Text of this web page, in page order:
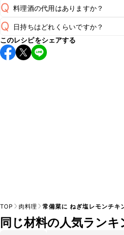
Q 料理酒の代用はありますか？
A
Q 日持ちはどれくらいですか？
保存期間は冷蔵で2~3日が目安です
し上がりください。
このレシピをシェアする
TOP 肉料理 常備菜に ねぎ塩レモンチキ
同じ材料の人気ランキ